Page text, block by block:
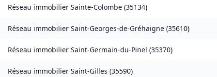
Réseau immobilier Sainte-Colombe (35134)
Réseau immobilier Saint-Georges-de-Gréhaigne (35610)
Réseau immobilier Saint-Germain-du-Pinel (35370)
Réseau immobilier Saint-Gilles (35590)